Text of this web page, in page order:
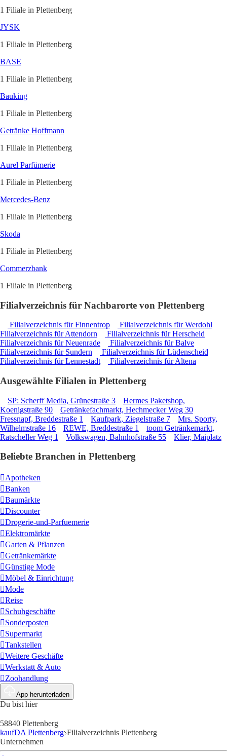
1 Filiale in Plettenberg
JYSK
1 Filiale in Plettenberg
BASE
1 Filiale in Plettenberg
Bauking
1 Filiale in Plettenberg
Getränke Hoffmann
1 Filiale in Plettenberg
Aurel Parfümerie
1 Filiale in Plettenberg
Mercedes-Benz
1 Filiale in Plettenberg
Skoda
1 Filiale in Plettenberg
Commerzbank
1 Filiale in Plettenberg
Filialverzeichnis für Nachbarorte von Plettenberg
Filialverzeichnis für Finnentrop
Filialverzeichnis für Werdohl
Filialverzeichnis für Attendorn
Filialverzeichnis für Herscheid
Filialverzeichnis für Neuenrade
Filialverzeichnis für Balve
Filialverzeichnis für Sundern
Filialverzeichnis für Lüdenscheid
Filialverzeichnis für Lennestadt
Filialverzeichnis für Altena
Ausgewählte Filialen in Plettenberg
SP: Scherff Media, Grünestraße 3
Hermes Paketshop,
Koenigstraße 90
Getränkefachmarkt, Hechmecker Weg 30
Fressnapf, Breddestraße 1
Kaufpark, Ziegelstraße 7
Mrs. Sporty,
Wilhelmstraße 16
REWE, Breddestraße 1
toom Getränkemarkt,
Ratscheller Weg 1
Volkswagen, Bahnhofstraße 55 Klier, Maiplatz
Beliebte Branchen in Plettenberg
Apotheken
Banken
Baumärkte
Discounter
Drogerie-und-Parfuemerie
Elektromärkte
Garten & Pflanzen
Getränkemärkte
Günstige Mode
Möbel & Einrichtung
Mode
Reise
Schuhgeschäfte
Sonderposten
Supermarkt
Tankstellen
Weitere Geschäfte
Werkstatt & Auto
Zoohandlung
App herunterladen
Du bist hier
58840 Plettenberg
kaufDA Plettenberg Filialverzeichnis Plettenberg
Unternehmen